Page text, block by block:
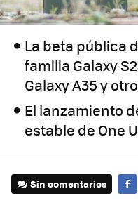
La beta pública
familia Galaxy
Galaxy A35 y
El lanzamiento
estable de One
Sin comentarios